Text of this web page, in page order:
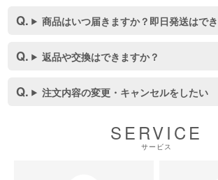
商品はいつ届きますか？即日発送はで
返品や交換はできますか？
注文内容の変更・キャンセルをしたい
SERVICE
サービス